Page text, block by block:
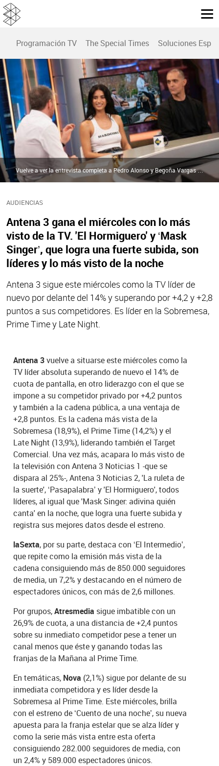
Programación TV The Special Times Soluciones
AUDIENCIAS
Antena 3 gana el miércoles con lo más
visto de la TV. 'El Hormiguero' y ‘Mask
Singer’, que logra una fuerte subida, son
líderes y lo más visto de la noche
Antena 3 sigue este miércoles como la TV líder de
nuevo por delante del 14% y superando por +4,2 y +2,8
puntos a sus competidores. Es líder en la Sobremesa,
Prime Time y Late Night.
Vuelve a ver la entrevista completa a Pedro Alonso y Begoña Vargas en El Hormiguero | atresplayer
Antena 3vuelve a situarse este miércoles como la
TV líder absoluta superando de nuevo el 14% de
cuota de pantalla, en otro liderazgo con el que se
impone a su competidor privado por +4,2 puntos
y también a la cadena pública, a una ventaja de
+2,8 puntos. Es la cadena más vista de la
Sobremesa (18,9%), el Prime Time (14,2%) y el
Late Night (13,9%), liderando también el Target
Comercial. Una vez más, acapara lo más visto de
la televisión con Antena 3 Noticias 1 -que se
dispara al 25%-, Antena 3 Noticias 2, 'La ruleta de
la suerte', ‘Pasapalabra’ y 'El Hormiguero', todos
líderes, al igual que 'Mask Singer: adivina quién
canta' en la noche, que logra una fuerte subida y
registra sus mejores datos desde el estreno.
laSexta, por su parte, destaca con ‘El Intermedio’,
que repite como la emisión más vista de la
cadena consiguiendo más de 850.000 seguidores
de media, un 7,2% y destacando en el número de
espectadores únicos, con más de 2,6 millones.
Por grupos,Atresmedia sigue imbatible con un
26,9% de cuota, a una distancia de +2,4 puntos
sobre su inmediato competidor pese a tener un
canal menos que éste y ganando todas las
franjas de la Mañana al Prime Time.
En temáticas, Nova (2,1%) sigue por delante de su
inmediata competidora y es líder desde la
Sobremesa al Prime Time. Este miércoles, brilla
con el estreno de ‘Cuento de una noche’, su nueva
apuesta para la franja estelar que se alza líder y
como la serie más vista entre esta oferta
consiguiendo 282.000 seguidores de media, con
un 2,4% y 589.000 espectadores únicos.